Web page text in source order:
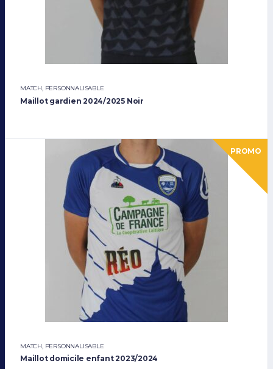
MATCH, PERSONNALISABLE
Maillot gardien 2024/2025 Noir
PROMO
MATCH, PERSONNALISABLE
Maillot domicile enfant 2023/2024